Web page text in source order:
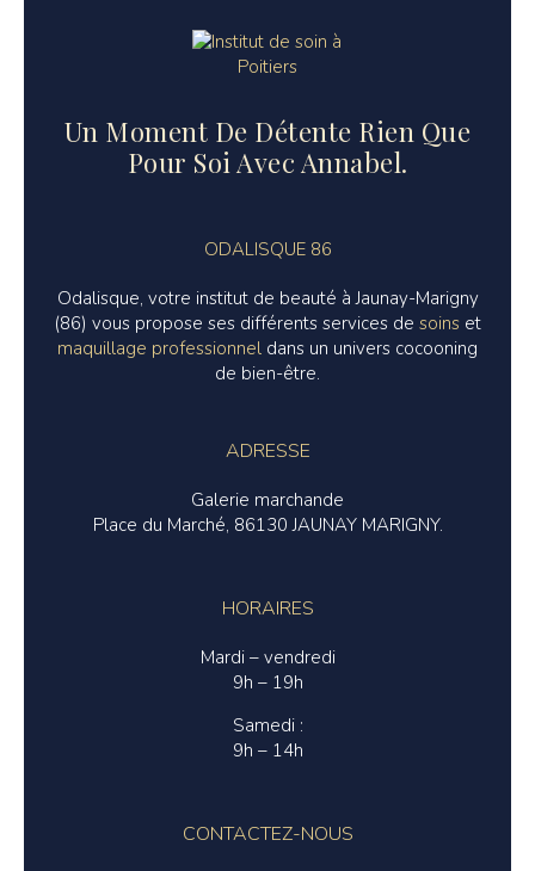
Un Moment De Détente Rien Que
Pour Soi Avec Annabel.
ODALISQUE 86
Odalisque, votre institut de beauté à Jaunay-Marigny
(86) vous propose ses différents services de soins et
maquillage professionnel dans un univers cocooning
de bien-être.
ADRESSE
Galerie marchande
Place du Marché, 86130 JAUNAY MARIGNY.
HORAIRES
Mardi – vendredi
9h – 19h
Samedi :
9h – 14h
CONTACTEZ-NOUS